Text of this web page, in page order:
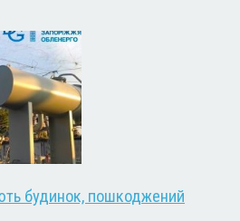
будинок, пошкоджений